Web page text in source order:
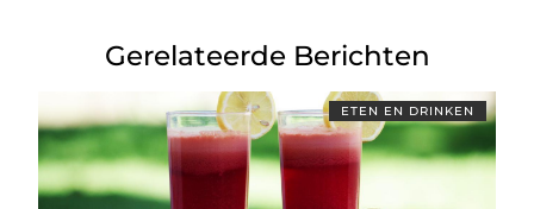
Gerelateerde Berichten
ETEN EN DRINKEN